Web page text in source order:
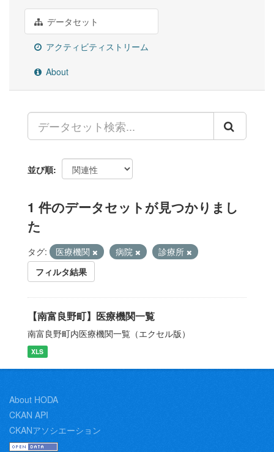
データセット
アクティビティストリーム
About
並び順
1 件のデータセットが見つかりまし
た
タグ: 医療機関 病院
診療所
フィルタ結果
【南富良野町】医療機関一覧
南富良野町内医療機関一覧（エクセル版）
XLS
About HODA
CKAN API
CKANアソシエーション